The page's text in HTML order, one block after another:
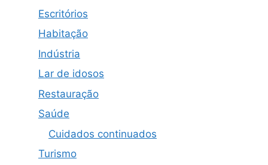
Escritórios
Habitação
Indústria
Lar de idosos
Restauração
Saúde
Cuidados continuados
Turismo